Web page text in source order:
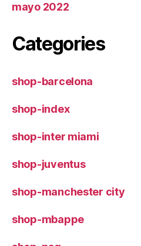
mayo 2022
Categories
shop-barcelona
shop-index
shop-inter miami
shop-juventus
shop-manchester city
shop-mbappe